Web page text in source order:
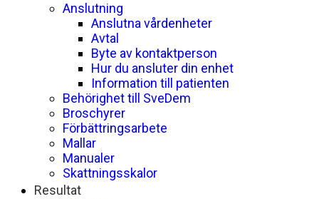
Anslutning
Anslutna vårdenheter
Avtal
Byte av kontaktperson
Hur du ansluter din enhet
Information till patienten
Behörighet till SveDem
Broschyrer
Förbättringsarbete
Mallar
Manualer
Skattningsskalor
Resultat